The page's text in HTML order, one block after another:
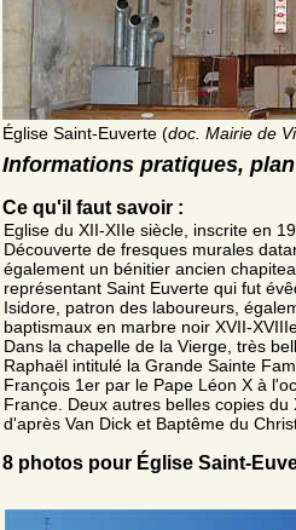
Église Saint-Euverte (doc. Mairie de
Informations pratiques,
Ce qu'il faut savoir :
Eglise du XII-XIIe siècle, inscrite en
Découverte de fresques murales
également un bénitier ancien
représentant Saint Euverte qui fut
Isidore, patron des laboureurs,
baptismaux en marbre noir XVII-
Dans la chapelle de la Vierge, très
Raphaël intitulé la Grande Sainte
François 1er par le Pape Léon X à
France. Deux autres belles copies
d'après Van Dick et Baptême du
8 photos pour Église Saint-